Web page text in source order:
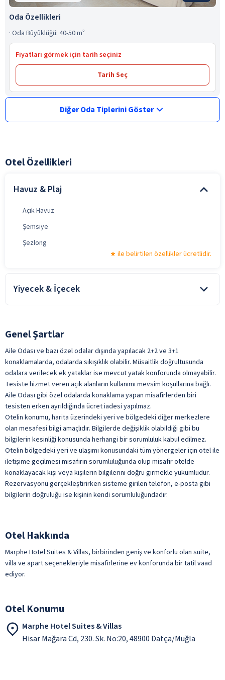
Oda Özellikleri
· Oda Büyüklüğü: 40-50 m²
Fiyatları görmek için tarih seçiniz
Tarih Seç
Diğer Oda Tiplerini Göster
Otel Özellikleri
Havuz & Plaj
Açık Havuz
Şemsiye
Şezlong
ile belirtilen özellikler ücretlidir.
Yiyecek & İçecek
Şişeli İçecekler
Taze Sıkılmış Meyve Suları
Türk Kahvesi
Yerli Alkollü İçecek
ile belirtilen özellikler ücretlidir.
Genel Şartlar
Aile Odası ve bazı özel odalar dışında yapılacak 2+2 ve 3+1
konaklamalarda, odalarda sıkışıklık olabilir. Müsaitlik doğrultusunda
odalara verilecek ek yataklar ise mevcut yatak konforunda olmayabilir.
Tesiste hizmet veren açık alanların kullanımı mevsim koşullarına bağlı.
Aile Odası gibi özel odalarda konaklama yapan misafirlerden biri
tesisten erken ayrıldığında ücret iadesi yapılmaz.
Otelin konumu, harita üzerindeki yeri ve bölgedeki diğer merkezlere
olan mesafesi bilgi amaçlıdır. Bilgilerde değişiklik olabildiği gibi bu
bilgilerin kesinliği konusunda herhangi bir sorumluluk kabul edilmez.
Otelin bölgedeki yeri ve ulaşımı konusundaki tüm yönergeler için otel ile
iletişime geçilmesi misafirin sorumluluğunda olup misafir otelde
konaklayacak kişi veya kişilerin bilgilerini doğru girmekle yükümlüdür.
Rezervasyonu gerçekleştirirken sisteme girilen telefon, e-posta gibi
bilgilerin doğruluğu ise kişinin kendi sorumluluğundadır.
Otel Hakkında
Marphe Hotel Suites & Villas, birbirinden geniş ve konforlu olan suite,
villa ve apart seçenekleriyle misafirlerine ev konforunda bir tatil vaad
ediyor.
Otel Konumu
Marphe Hotel Suites & Villas
Hisar Mağara Cd, 230. Sk. No:20, 48900 Datça/Muğla